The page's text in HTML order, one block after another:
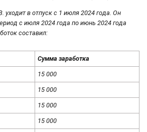
в отпуск с 1 июля 2024 года. Он
с июля 2024 года по июнь 2024 года
составил:
Сумма заработка
15 000
15 000
15 000
15 000